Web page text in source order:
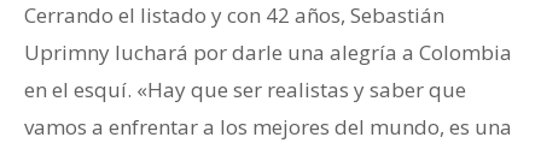
Cerrando el listado y con 42 años, Sebastián
Uprimny luchará por darle una alegría a Colombia
en el esquí. «Hay que ser realistas y saber que
vamos a enfrentar a los mejores del mundo, es una